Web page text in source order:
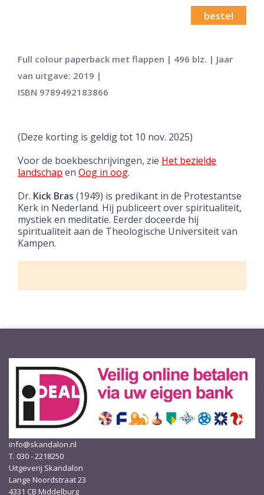
bestel
Full colour paperback met flappen | 496 blz. | Jaar
van uitgave: 2019 |
ISBN 9789492183866
(Deze korting is geldig tot 10 nov. 2025)
Voor de boekbeschrijvingen, zie Het bezielde
landschap en Oog in oog.
Dr. Kick Bras (1949) is predikant in de Protestantse
Kerk in Nederland. Hij publiceert over spiritualiteit,
mystiek en meditatie. Eerder doceerde hij
spiritualiteit aan de Theologische Universiteit van
Kampen.
info@skandalon.nl
T. 030 - 2218250
Uitgeverij Skandalon
Lange Noordstraat 23
4331 CB Middelburg